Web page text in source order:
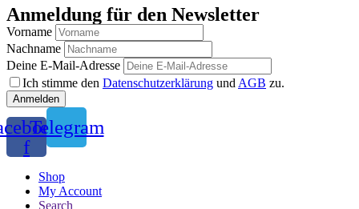
Anmeldung für den Newsletter
Vorname
Nachname
Deine E-Mail-Adresse
Ich stimme den Datenschutzerklärung und AGB zu.
f
Telegram
Shop
My Account
Search